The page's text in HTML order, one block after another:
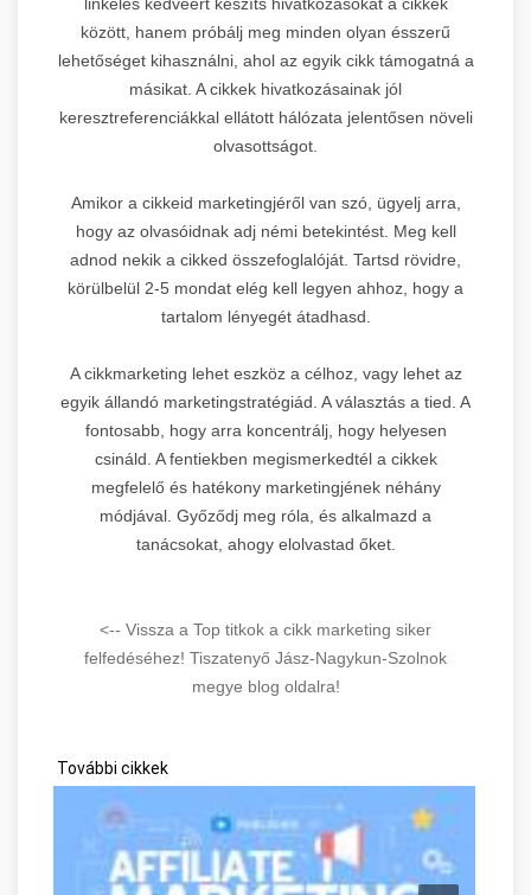
között, hanem próbálj meg minden olyan ésszerű
lehetőséget kihasználni, ahol az egyik cikk támogatná a
másikat. A cikkek hivatkozásainak jól
keresztreferenciákkal ellátott hálózata jelentősen növeli
olvasottságot.
Amikor a cikkeid marketingjéről van szó, ügyelj arra,
hogy az olvasóidnak adj némi betekintést. Meg kell
adnod nekik a cikked összefoglalóját. Tartsd rövidre,
körülbelül 2-5 mondat elég kell legyen ahhoz, hogy a
tartalom lényegét átadhasd.
A cikkmarketing lehet eszköz a célhoz, vagy lehet az
egyik állandó marketingstratégiád. A választás a tied. A
fontosabb, hogy arra koncentrálj, hogy helyesen
csináld. A fentiekben megismerkedtél a cikkek
megfelelő és hatékony marketingjének néhány
módjával. Győződj meg róla, és alkalmazd a
tanácsokat, ahogy elolvastad őket.
<-- Vissza a Top titkok a cikk marketing siker
felfedéséhez! Tiszatenyő Jász-Nagykun-Szolnok
megye blog oldalra!
További cikkek